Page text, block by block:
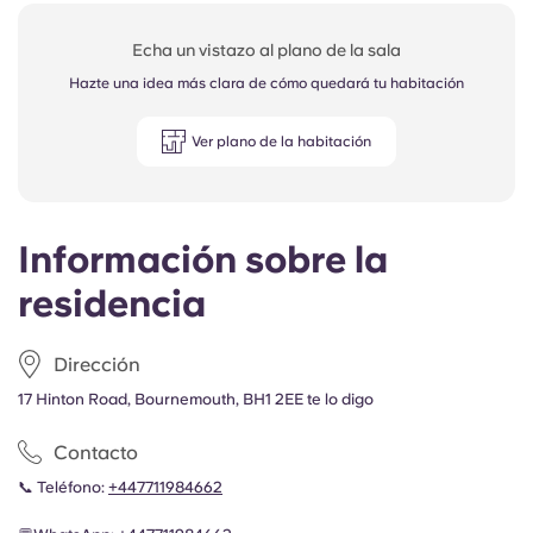
Información sobre la
residencia
Dirección
17 Hinton Road, Bournemouth, BH1 2EE te lo digo
Contacto
📞 Teléfono: +447711984662
Echa un vistazo al plano de la sala
Hazte una idea más clara de cómo quedará tu habitación
Ver plano de la habitación